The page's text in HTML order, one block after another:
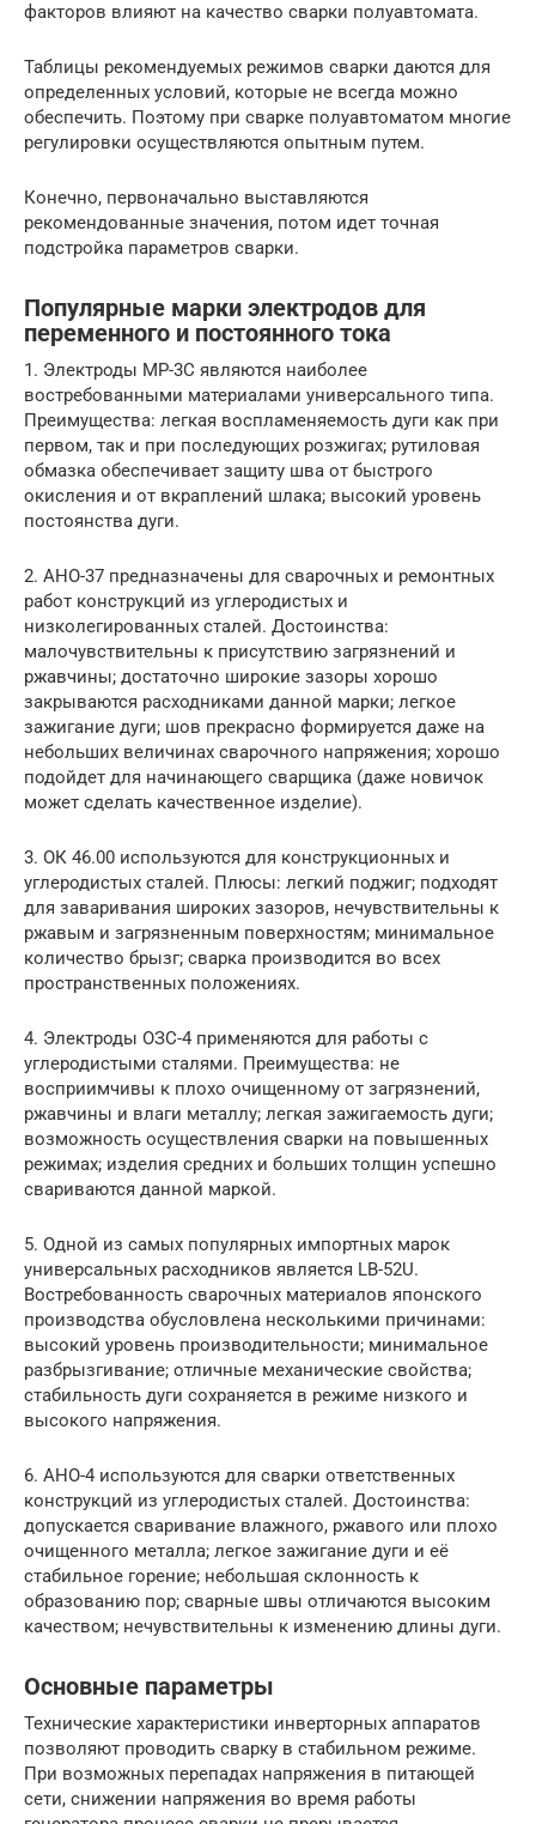
факторов влияют на качество сварки полуавтомата.
Таблицы рекомендуемых режимов сварки даются для
определенных условий, которые не всегда можно
обеспечить. Поэтому при сварке полуавтоматом многие
регулировки осуществляются опытным путем.
Конечно, первоначально выставляются
рекомендованные значения, потом идет точная
подстройка параметров сварки.
Популярные марки электродов для
переменного и постоянного тока
1. Электроды МР-3С являются наиболее
востребованными материалами универсального типа.
Преимущества: легкая воспламеняемость дуги как при
первом, так и при последующих розжигах; рутиловая
обмазка обеспечивает защиту шва от быстрого
окисления и от вкраплений шлака; высокий уровень
постоянства дуги.
2. АНО-37 предназначены для сварочных и ремонтных
работ конструкций из углеродистых и
низколегированных сталей. Достоинства:
малочувствительны к присутствию загрязнений и
ржавчины; достаточно широкие зазоры хорошо
закрываются расходниками данной марки; легкое
зажигание дуги; шов прекрасно формируется даже на
небольших величинах сварочного напряжения; хорошо
подойдет для начинающего сварщика (даже новичок
может сделать качественное изделие).
3. ОК 46.00 используются для конструкционных и
углеродистых сталей. Плюсы: легкий поджиг; подходят
для заваривания широких зазоров, нечувствительны к
ржавым и загрязненным поверхностям; минимальное
количество брызг; сварка производится во всех
пространственных положениях.
4. Электроды ОЗС-4 применяются для работы с
углеродистыми сталями. Преимущества: не
восприимчивы к плохо очищенному от загрязнений,
ржавчины и влаги металлу; легкая зажигаемость дуги;
возможность осуществления сварки на повышенных
режимах; изделия средних и больших толщин успешно
свариваются данной маркой.
5. Одной из самых популярных импортных марок
универсальных расходников является LB-52U.
Востребованность сварочных материалов японского
производства обусловлена несколькими причинами:
высокий уровень производительности; минимальное
разбрызгивание; отличные механические свойства;
стабильность дуги сохраняется в режиме низкого и
высокого напряжения.
6. АНО-4 используются для сварки ответственных
конструкций из углеродистых сталей. Достоинства:
допускается сваривание влажного, ржавого или плохо
очищенного металла; легкое зажигание дуги и её
стабильное горение; небольшая склонность к
образованию пор; сварные швы отличаются высоким
качеством; нечувствительны к изменению длины дуги.
Основные параметры
Технические характеристики инверторных аппаратов
позволяют проводить сварку в стабильном режиме.
При возможных перепадах напряжения в питающей
сети, снижении напряжения во время работы